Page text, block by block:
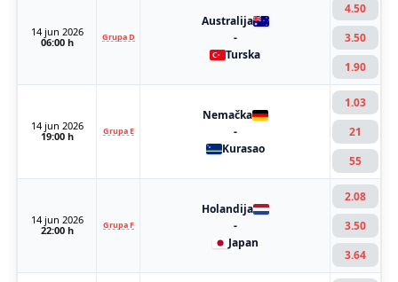
14 jun 2026
06:00 h
Grupa D
Australija
-
Turska
4.50
3.50
1.90
14 jun 2026
19:00 h
Grupa E
Nemačka
-
Kurasao
1.03
21
55
14 jun 2026
22:00 h
Grupa F
Holandija
-
Japan
2.08
3.50
3.64